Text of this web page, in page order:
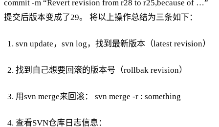
commit -m “Revert revision from r28 to r25,because of …”
提交后版本变成了29。 将以上操作总结为三条如下：
svn update，svn log，找到最新版本（latest revision）
找到自己想要回滚的版本号（rollbak revision）
用svn merge来回滚： svn merge -r : something
查看SVN仓库日志信息：